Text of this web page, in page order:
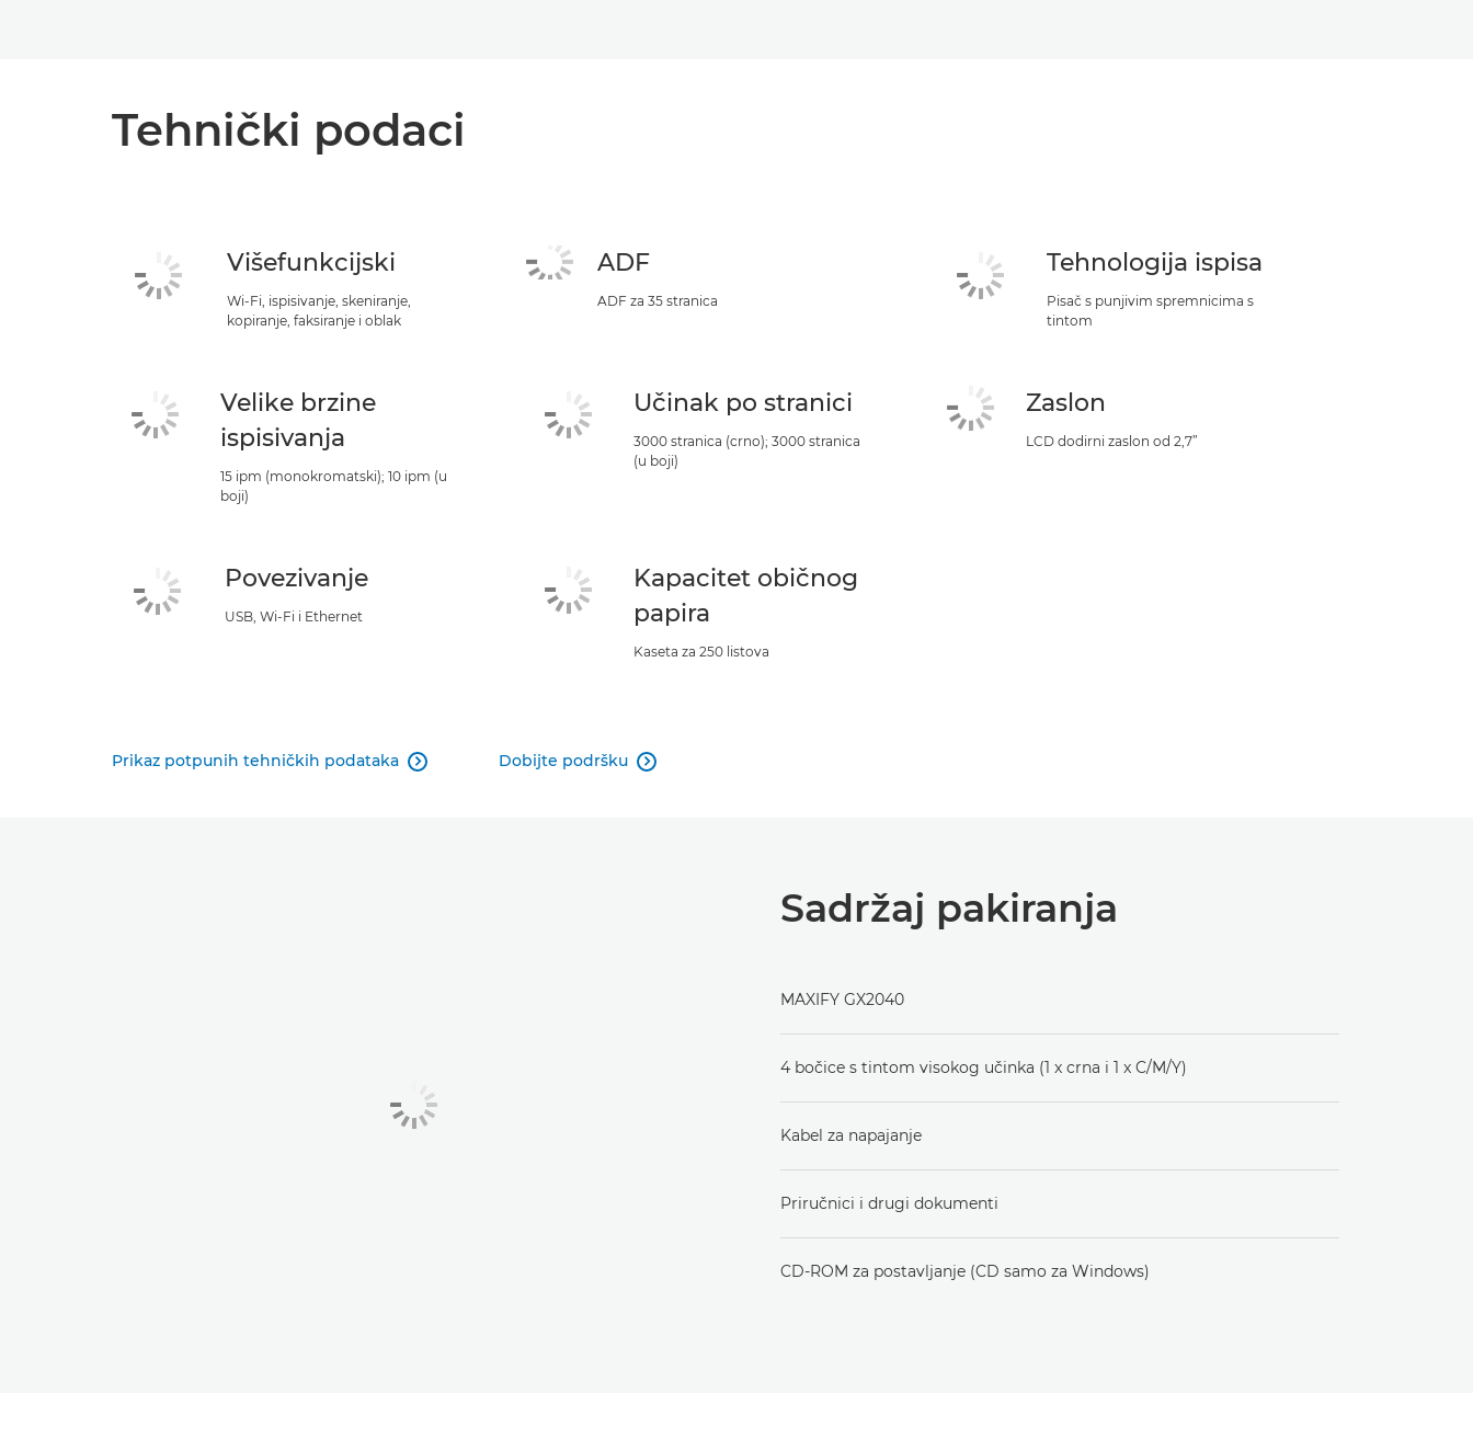
Tehnički podaci
Višefunkcijski
Wi-Fi, ispisivanje, skeniranje,
kopiranje, faksiranje i oblak
ADF
ADF za 35 stranica
Tehnologija ispisa
Pisač s punjivim spremnicima s
tintom
Velike brzine
ispisivanja
15 ipm (monokromatski); 10 ipm (u
boji)
Učinak po stranici
3000 stranica (crno); 3000 stranica
(u boji)
Zaslon
LCD dodirni zaslon od 2,7”
Povezivanje
USB, Wi-Fi i Ethernet
Kapacitet običnog
papira
Kaseta za 250 listova
Prikaz potpunih tehničkih podataka  Dobijte podršku 
Sadržaj pakiranja
MAXIFY GX2040
4 bočice s tintom visokog učinka (1 x crna i 1 x C/M/Y)
Kabel za napajanje
Priručnici i drugi dokumenti
CD-ROM za postavljanje (CD samo za Windows)